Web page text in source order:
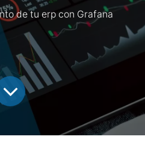
de tu erp con Grafana